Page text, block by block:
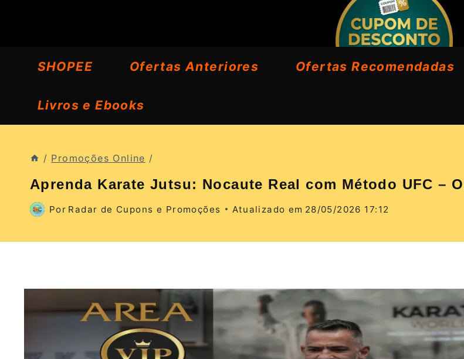
ConteúdoSHOPEE Ofertas Anteriores Ofertas Recomendadas
Livros e Ebooks
/ Promoções Online /
Aprenda Karate Jutsu: Nocaute Real com Método UFC –
Por Radar de Cupons e Promoções Atualizado em 28/05/2026 17:12